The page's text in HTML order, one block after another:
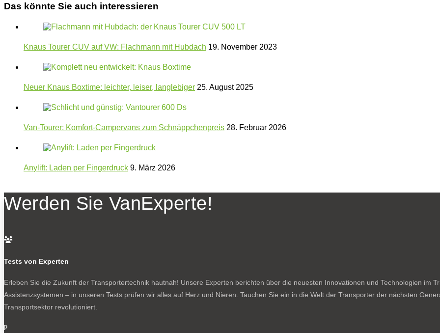
Das könnte Sie auch interessieren
Knaus Tourer CUV auf VW: Flachmann mit Hubdach 19. November 2023
Neuer Knaus Boxtime: leichter, leiser, langlebiger 25. August 2025
Van-Tourer: Komfort-Campervans zum Schnäppchenpreis 28. Februar 2026
Anylift: Laden per Fingerdruck 9. März 2026
Werden Sie VanExperte!

Tests von Experten
Erleben Sie die Zukunft der Transportertechnik hautnah! Unsere Experten berichten über die neuesten Innovationen und Technologien im
Assistenzsystemen – in unseren Tests prüfen wir alles auf Herz und Nieren. Tauchen Sie ein in die Welt der Transporter der nächsten
Transportsektor revolutioniert.
p